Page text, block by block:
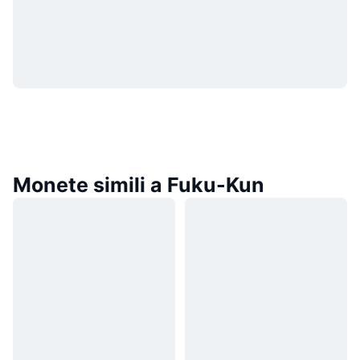
Monete simili a Fuku-Kun